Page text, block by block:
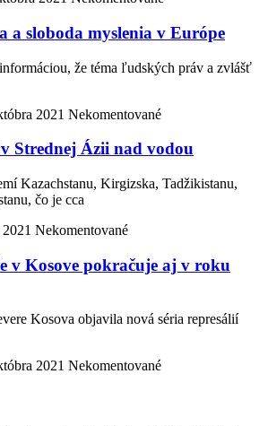
a sloboda myslenia v Európe
že téma ľudských práv a zvlášť
2021 Nekomentované
Strednej Ázii nad vodou
Kazachstanu, Kirgizska, Tadžikistanu,
čo je cca
Nekomentované
v Kosove pokračuje aj v roku
Kosova objavila nová séria represálií
2021 Nekomentované